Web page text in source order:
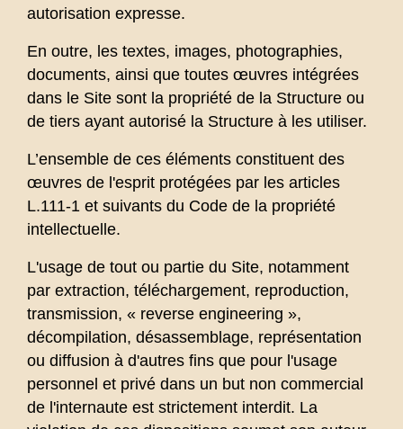
autorisation expresse.
En outre, les textes, images, photographies,
documents, ainsi que toutes œuvres intégrées
dans le Site sont la propriété de la Structure ou
de tiers ayant autorisé la Structure à les utiliser.
L’ensemble de ces éléments constituent des
œuvres de l'esprit protégées par les articles
L.111-1 et suivants du Code de la propriété
intellectuelle.
L'usage de tout ou partie du Site, notamment
par extraction, téléchargement, reproduction,
transmission, « reverse engineering »,
décompilation, désassemblage, représentation
ou diffusion à d'autres fins que pour l'usage
personnel et privé dans un but non commercial
de l'internaute est strictement interdit. La